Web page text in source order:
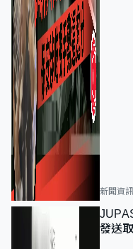
新聞資訊
發送